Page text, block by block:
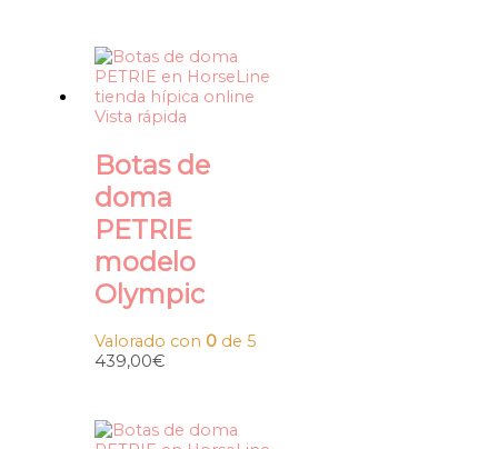
Vista rápida
Botas de
doma
PETRIE
modelo
Olympic
Valorado con 0 de 5
439,00€